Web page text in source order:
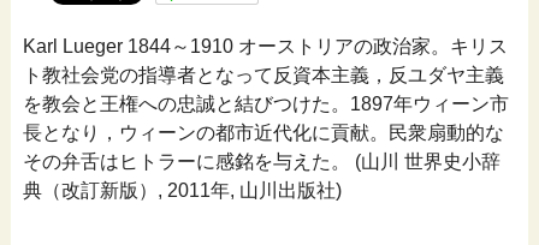
Karl Lueger 1844～1910 オーストリアの政治家。キリス
ト教社会党の指導者となって反資本主義，反ユダヤ主義
を教会と王権への忠誠と結びつけた。1897年ウィーン市
長となり，ウィーンの都市近代化に貢献。民衆扇動的な
その弁舌はヒトラーに感銘を与えた。 (山川 世界史小辞
典（改訂新版）, 2011年, 山川出版社)